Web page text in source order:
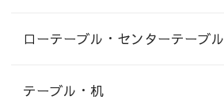
ローテーブル・センターテーブル
テーブル・机